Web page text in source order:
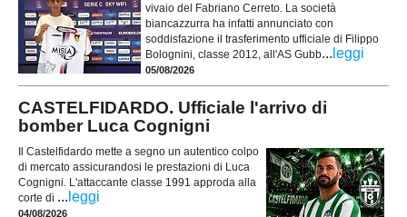
vivaio del Fabriano Cerreto. La società
biancazzurra ha infatti annunciato con
soddisfazione il trasferimento ufficiale di Filippo
Bolognini, classe 2012, all'AS Gubb... leggi
05/08/2026
CASTELFIDARDO. Ufficiale l'arrivo di
bomber Luca Cognigni
Il Castelfidardo mette a segno un autentico colpo
di mercato assicurandosi le prestazioni di Luca
Cognigni. L'attaccante classe 1991 approda alla
corte di ... leggi
04/08/2026